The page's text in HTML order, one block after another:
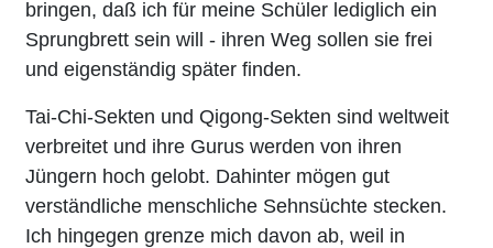
bringen, daß ich für meine Schüler lediglich ein
Sprungbrett sein will - ihren Weg sollen sie frei
und eigenständig später finden.
Tai-Chi-Sekten und Qigong-Sekten sind weltweit
verbreitet und ihre Gurus werden von ihren
Jüngern hoch gelobt. Dahinter mögen gut
verständliche menschliche Sehnsüchte stecken.
Ich hingegen grenze mich davon ab, weil in